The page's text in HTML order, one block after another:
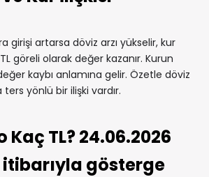
girişi artarsa döviz arzı yükselir, kur
göreli olarak değer kazanır. Kurun
kaybı anlamına gelir. Özetle döviz
ters yönlü bir ilişki vardır.
Kaç TL? 24.06.2026
gösterge